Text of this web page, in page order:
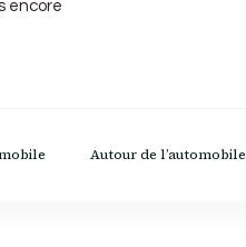
encore
Autour de l’automobile